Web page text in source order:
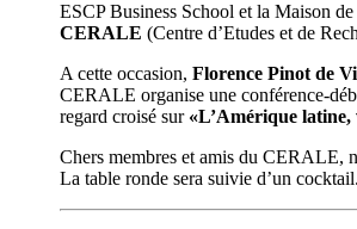
ESCP Business School et la Maison
CERALE (Centre d’Etudes et de
A cette occasion, Florence Pinot de
CERALE organise une conférence-
regard croisé sur «L’Amérique latine,
Chers membres et amis du CERALE,
La table ronde sera suivie d’un cocktail.